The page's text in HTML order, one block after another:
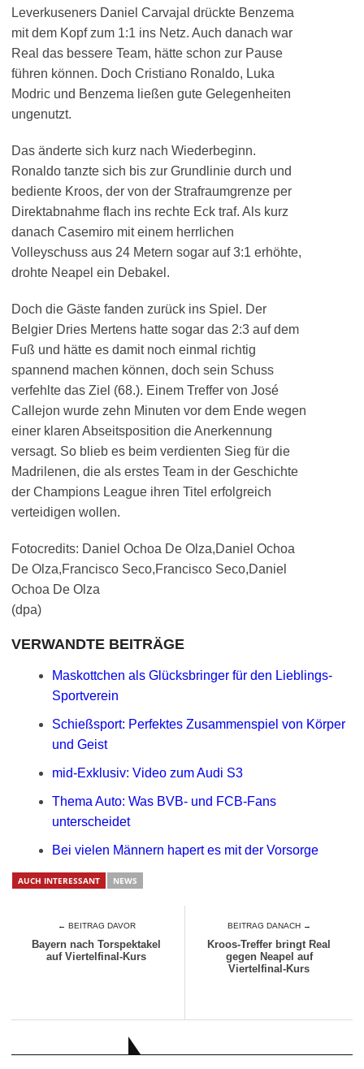
Leverkuseners Daniel Carvajal drückte Benzema
mit dem Kopf zum 1:1 ins Netz. Auch danach war
Real das bessere Team, hätte schon zur Pause
führen können. Doch Cristiano Ronaldo, Luka
Modric und Benzema ließen gute Gelegenheiten
ungenutzt.
Das änderte sich kurz nach Wiederbeginn.
Ronaldo tanzte sich bis zur Grundlinie durch und
bediente Kroos, der von der Strafraumgrenze per
Direktabnahme flach ins rechte Eck traf. Als kurz
danach Casemiro mit einem herrlichen
Volleyschuss aus 24 Metern sogar auf 3:1 erhöhte,
drohte Neapel ein Debakel.
Doch die Gäste fanden zurück ins Spiel. Der
Belgier Dries Mertens hatte sogar das 2:3 auf dem
Fuß und hätte es damit noch einmal richtig
spannend machen können, doch sein Schuss
verfehlte das Ziel (68.). Einem Treffer von José
Callejon wurde zehn Minuten vor dem Ende wegen
einer klaren Abseitsposition die Anerkennung
versagt. So blieb es beim verdienten Sieg für die
Madrilenen, die als erstes Team in der Geschichte
der Champions League ihren Titel erfolgreich
verteidigen wollen.
Fotocredits: Daniel Ochoa De Olza,Daniel Ochoa
De Olza,Francisco Seco,Francisco Seco,Daniel
Ochoa De Olza
(dpa)
VERWANDTE BEITRÄGE
Maskottchen als Glücksbringer für den Lieblings-
Sportverein
Schießsport: Perfektes Zusammenspiel von Körper
und Geist
mid-Exklusiv: Video zum Audi S3
Thema Auto: Was BVB- und FCB-Fans
unterscheidet
Bei vielen Männern hapert es mit der Vorsorge
AUCH INTERESSANT NEWS
← BEITRAG DAVOR
Bayern nach Torspektakel
auf Viertelfinal-Kurs
BEITRAG DANACH →
Kroos-Treffer bringt Real
gegen Neapel auf
Viertelfinal-Kurs